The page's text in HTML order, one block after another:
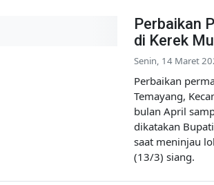
Perbaikan
di Kerek
Senin, 14 Maret
Perbaikan
Temayang,
bulan April
dikatakan
saat meninjau
(13/3) siang.